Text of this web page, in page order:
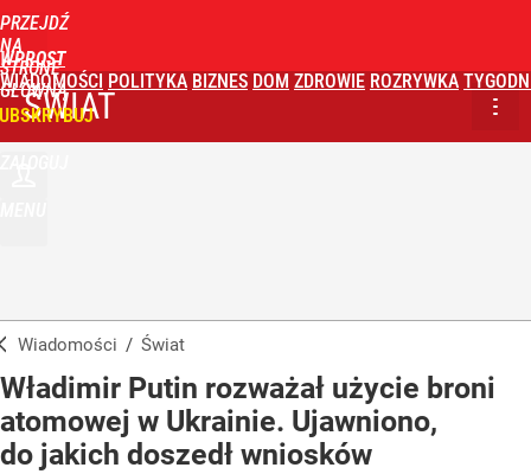
PRZEJDŹ
NA
STRONĘ
GŁÓWNĄ
WPROST
WIADOMOŚCI POLITYKA BIZNES DOM ZDROWIE ROZRYWKA
ŚWIAT
Wiadomości / Świat
Władimir Putin rozważał użycie broni
atomowej w Ukrainie. Ujawniono,
do jakich doszedł wniosków